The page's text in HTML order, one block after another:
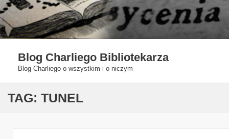
Blog Charliego Bibliotekarza
Blog Charliego o wszystkim i o niczym
TAG: TUNEL